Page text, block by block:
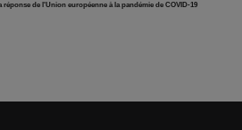
de l'Union européenne à la pandémie de COVID-19